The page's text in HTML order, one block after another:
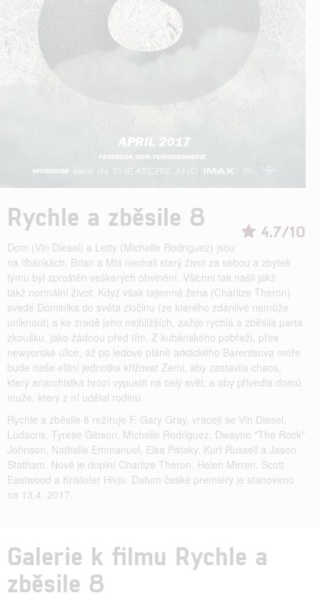
4.7/10
Rychle a zběsile 8
Dom (Vin Diesel) a Letty (Michelle Rodriguez) jsou
na líbánkách, Brian a Mia nechali starý život za sebou a zbytek
týmu byl zproštěn veškerých obvinění. Všichni tak našli jakž
takž normální život. Když však tajemná žena (Charlize Theron)
svede Dominika do světa zločinu (ze kterého zdánlivě nemůže
uniknout) a ke zradě jeho nejbližších, zažije rychlá a zběsilá parta
zkoušku, jako žádnou před tím. Z kubánského pobřeží, přes
newyorské ulice, až po ledové pláně arktického Barentsova moře
bude naše elitní jednotka křižovat Zemi, aby zastavila chaos,
který anarchistka hrozí vypustit na celý svět, a aby přivedla domů
muže, který z ní udělal rodinu.
Rychle a zběsile 8 režíruje F. Gary Gray, vracejí se Vin Diesel,
Ludacris, Tyrese Gibson, Michelle Rodriguez, Dwayne "The Rock"
Johnson, Nathalie Emmanuel, Elsa Pataky, Kurt Russell a Jason
Statham. Nově je doplní Charlize Theron, Helen Mirren, Scott
Eastwood a Kristofer Hivju. Datum české premiéry je stanoveno
na 13.4. 2017.
Galerie k filmu Rychle a
zběsile 8